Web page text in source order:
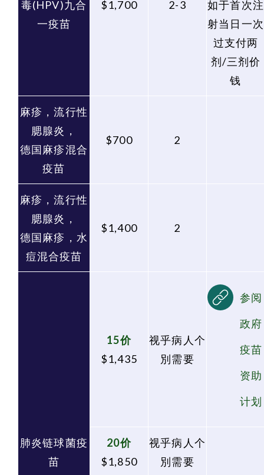
毒(HPV)九合
一疫苗
$1,700 2-3
如于首次注
射当日一次
过支付两
剂/三剂价
钱
麻疹，流行性
腮腺炎，
德国麻疹混合
疫苗
$700 2
麻疹，流行性
腮腺炎，
德国麻疹，水
痘混合疫苗
$1,400 2
肺炎链球菌疫
苗
15价
$1,435
视乎病人个
別需要
参阅
政府
疫苗
资助
计划
20价
$1,850
视乎病人个
別需要